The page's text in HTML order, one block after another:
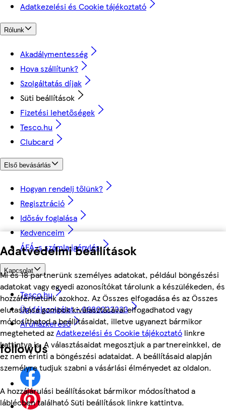
Adatvédelmi beállítások
Mi és 18 partnerünk személyes adatokat, például böngészési
adatokat vagy egyedi azonosítókat tárolunk a készülékeden, és
hozzáférhetünk azokhoz. Az Összes elfogadása és az Összes
elutasítása gombok kiválasztásával elfogadhatod vagy
módosíthatod a beállításaidat, illetve ugyanezt bármikor
megteheted azAdatkezelési és Cookie tájékoztató linkre
kattintva is. A választásaidat megosztjuk a partnereinkkel, de
ez nem érinti a böngészési adataidat. A beállításaid alapján
személyre tudjuk szabni a vásárlási élményedet az oldalon.
A hozzájárulási beállításokat bármikor módosíthatod a
láblécben található Süti beállítások linkre kattintva.
Adatkezelési és Cookie tájékoztató
Rólunk
Akadálymentesség
Hova szállítunk?
Szolgáltatás díjak
Süti beállítások
Fizetési lehetőségek
Tesco.hu
Clubcard
Első bevásárlás
Hogyan rendelj tőlünk?
Regisztráció
Idősáv foglalása
Kedvenceim
ÁFÁ-s számla igénylés
Kapcsolat
Tesco.hu
Ügyfélszolgálat - 0680222333
Áruházkereső
followUs